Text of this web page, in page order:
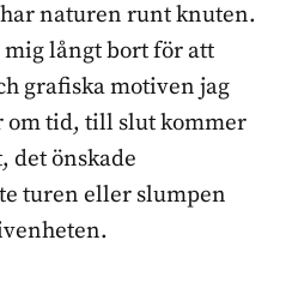
naturen runt knuten.
mig långt bort för att
grafiska motiven jag
om tid, till slut kommer
det önskade
turen eller slumpen